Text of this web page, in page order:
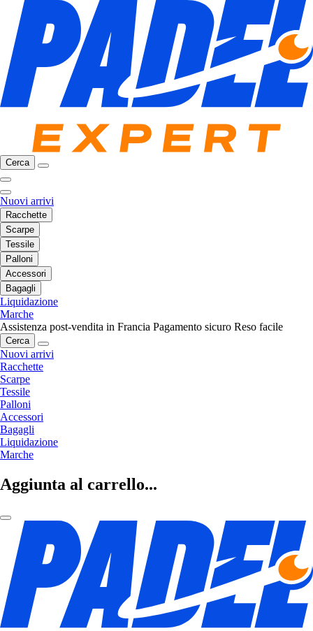
Cerca
Nuovi arrivi
Racchette
Scarpe
Tessile
Palloni
Accessori
Bagagli
Liquidazione
Marche
Assistenza post-vendita in Francia Pagamento sicuro Reso facile
Cerca
Nuovi arrivi
Racchette
Scarpe
Tessile
Palloni
Accessori
Bagagli
Liquidazione
Marche
Aggiunta al carrello...